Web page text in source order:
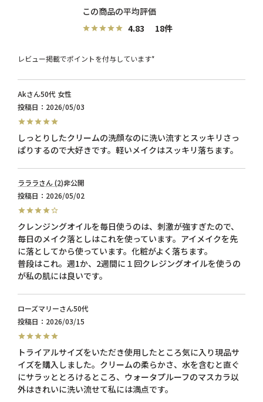
4.83 18
レビュー掲載でポイントを付与しています*
Ak 50代 女性
投稿日
2026/05/03
しっとりしたクリームの洗顔なのに洗い流すとスッキリさっ
ぱりするので大好きです。軽いメイクはスッキリ落ちます。
ラララ 2 非公開
投稿日
2026/05/02
クレンジングオイルを毎日使うのは、刺激が強すぎたので、
毎日のメイク落としはこれを使っています。アイメイクを先
に落としてから使っています。化粧がよく落ちます。
普段はこれ。週1か、2週間に１回クレジングオイルを使うの
が私の肌には良いです。
ローズマリー
50代
投稿日
2026/03/15
トライアルサイズをいただき使用したところ気に入り現品サ
イズを購入しました。クリームの柔らかさ、水を含むと直ぐ
にサラッととろけるところ、ウォータプルーフのマスカラ以